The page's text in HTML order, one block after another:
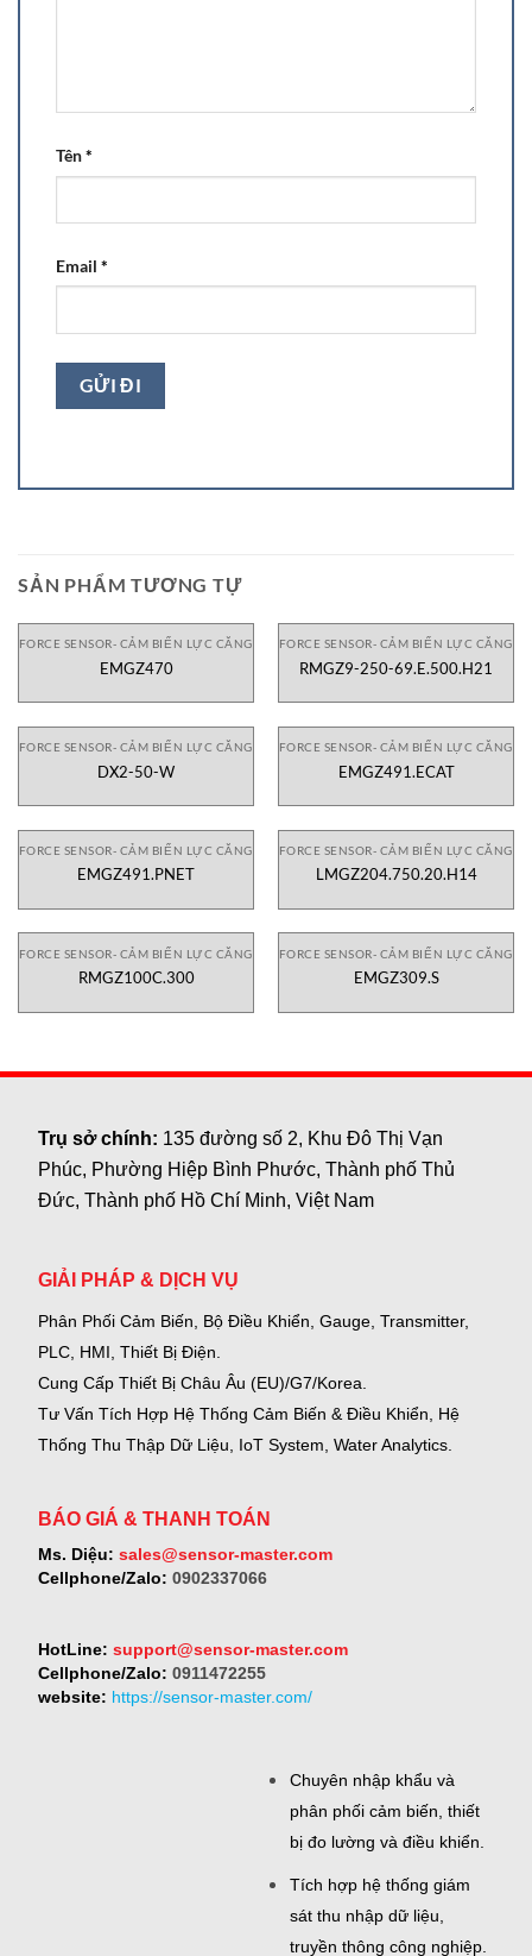
Tên*
Email *
SẢN PHẨM TƯƠNG TỰ
FORCE SENSOR- CẢM BIẾN LỰC CĂNG
EMGZ470
FORCE SENSOR- CẢM BIẾN LỰC CĂNG
RMGZ9-250-69.E.500.H21
FORCE SENSOR- CẢM BIẾN LỰC CĂNG
DX2-50-W
FORCE SENSOR- CẢM BIẾN LỰC CĂNG
EMGZ491.ECAT
FORCE SENSOR- CẢM BIẾN LỰC CĂNG
EMGZ491.PNET
FORCE SENSOR- CẢM BIẾN LỰC CĂNG
LMGZ204.750.20.H14
FORCE SENSOR- CẢM BIẾN LỰC CĂNG
RMGZ100C.300
FORCE SENSOR- CẢM BIẾN LỰC CĂNG
EMGZ309.S
Trụ sở chính: 135 đường số 2, Khu Đô Thị Vạn
Phúc, Phường Hiệp Bình Phước, Thành phố Thủ
Đức, Thành phố Hồ Chí Minh, Việt Nam
GIẢI PHÁP & DỊCH VỤ
Phân Phối Cảm Biến, Bộ Điều Khiển, Gauge, Transmitter,
PLC, HMI, Thiết Bị Điện.
Cung Cấp Thiết Bị Châu Âu (EU)/G7/Korea.
Tư Vấn Tích Hợp Hệ Thống Cảm Biến & Điều Khiển, Hệ
Thống Thu Thập Dữ Liệu, IoT System, Water Analytics.
BÁO GIÁ & THANH TOÁN
Ms. Diệu: sales@sensor-master.com
Cellphone/Zalo: 0902337066
HotLine: support@sensor-master.com
Cellphone/Zalo: 0911472255
website: https://sensor-master.com/
Chuyên nhập khẩu và
phân phối cảm biến, thiết
bị đo lường và điều khiển.
Tích hợp hệ thống giám
sát thu nhập dữ liệu,
truyền thông công nghiệp.